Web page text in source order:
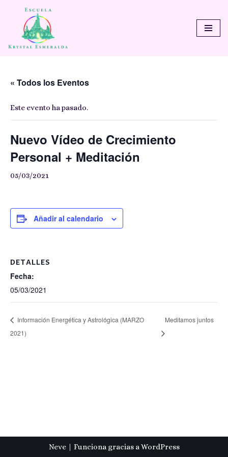
Saltar
« Todos los Eventos
Este evento ha pasado.
Nuevo Vídeo de Crecimiento
Personal + Meditación
05/03/2021
Añadir al calendario
DETALLES
Fecha:
05/03/2021
Información Energética y Astrológica (MARZO
2021)
Meditamos juntos
Neve| Funciona gracias aWordPress